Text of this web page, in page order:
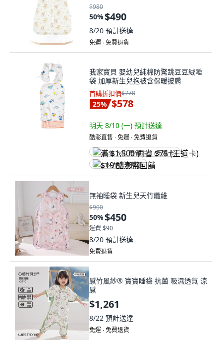
$980
50%$490
8/20 預計送達
免運 ∙ 免費退貨
我家寶貝 嬰幼兒純棉防驚跳豆豆絨睡
袋 加厚新生兒抱被含保暖披肩
首購折扣價$778
25% $578
明天 8/10 (一) 預計送達
酷澎直售 ∙ 免運 ∙ 免費退貨
满 $1,500 再省 $75 (王道卡)
$19 酷澎幣回饋
無袖睡袋 新生兒天竹纖維
$900
50%$450
運費 $90
8/20 預計送達
免費退貨
感竹風紗® 寶寶睡袋 抗菌 吸濕透氣 涼
感
$1,261
8/22 預計送達
免運 ∙ 免費退貨